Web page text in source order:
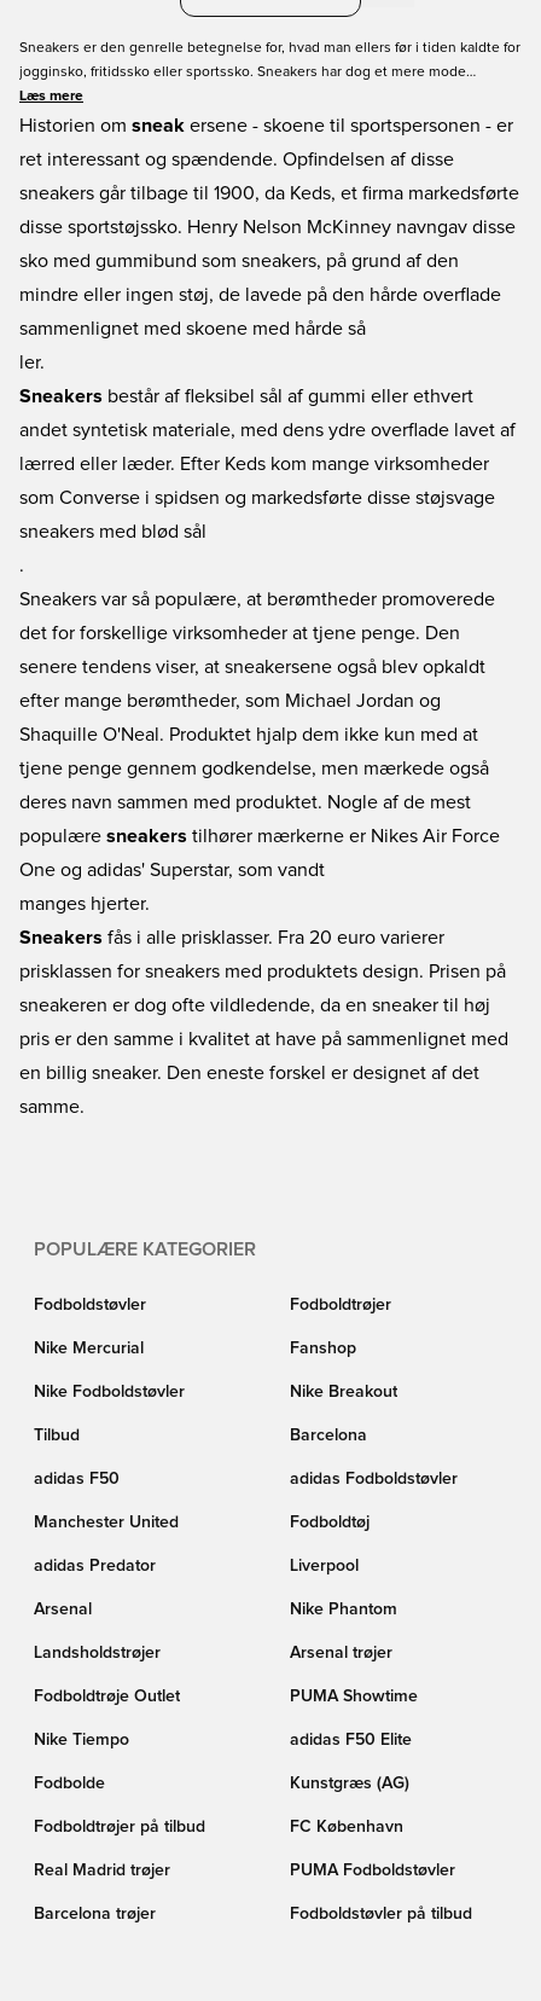
Sneakers er den genrelle betegnelse for, hvad man ellers før i tiden kaldte for
jogginsko, fritidssko eller sportssko. Sneakers har dog et mere mode
orienteret udtryk og er de senere år blevet en stor del af modeverdenen. Her
hos Unisport har vi et stort udvalg af sneakers fra alle de store brands, som
forskellige farver og prisklasser. Vi er helt sikre på at du kan finde et par
sneakers som du kan lide!
Læs mere
Historien om sneak ersene - skoene til sportspersonen - er
ret interessant og spændende. Opfindelsen af disse
sneakers går tilbage til 1900, da Keds, et firma markedsførte
disse sportstøjssko. Henry Nelson McKinney navngav disse
sko med gummibund som sneakers, på grund af den
mindre eller ingen støj, de lavede på den hårde overflade
sammenlignet med skoene med hårde så
ler.
Sneakers består af fleksibel sål af gummi eller ethvert
andet syntetisk materiale, med dens ydre overflade lavet af
lærred eller læder. Efter Keds kom mange virksomheder
som Converse i spidsen og markedsførte disse støjsvage
sneakers med blød sål
.
Sneakers var så populære, at berømtheder promoverede
det for forskellige virksomheder at tjene penge. Den
senere tendens viser, at sneakersene også blev opkaldt
efter mange berømtheder, som Michael Jordan og
Shaquille O'Neal. Produktet hjalp dem ikke kun med at
tjene penge gennem godkendelse, men mærkede også
deres navn sammen med produktet. Nogle af de mest
populære sneakers tilhører mærkerne er Nikes Air Force
One og adidas' Superstar, som vandt
manges hjerter.
Sneakers fås i alle prisklasser. Fra 20 euro varierer
prisklassen for sneakers med produktets design. Prisen på
sneakeren er dog ofte vildledende, da en sneaker til høj
pris er den samme i kvalitet at have på sammenlignet med
en billig sneaker. Den eneste forskel er designet af det
samme.
POPULÆRE KATEGORIER
Fodboldstøvler Fodboldtrøjer
Nike Mercurial Fanshop
Nike Fodboldstøvler Nike Breakout
Tilbud Barcelona
adidas F50 adidas Fodboldstøvler
Manchester United Fodboldtøj
adidas Predator Liverpool
Arsenal Nike Phantom
Landsholdstrøjer Arsenal trøjer
Fodboldtrøje Outlet PUMA Showtime
Nike Tiempo adidas F50 Elite
Fodbolde Kunstgræs (AG)
Fodboldtrøjer på tilbud FC København
Real Madrid trøjer PUMA Fodboldstøvler
Barcelona trøjer Fodboldstøvler på tilbud